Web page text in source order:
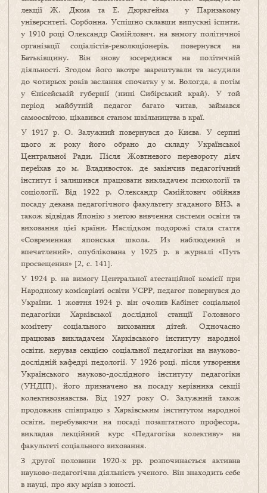
лекції Ж. Дюма та Е. Дюркгейма у Паризькому
університеті, Сорбонна. Успішно склавши випускні іспити,
у 1910 році Олександр Самійлович, на вимогу політичної
організації соціалістів-революціонерів, повернувся на
Батьківщину. Він знову зосередився на політичній
діяльності. Згодом його вкотре заарештували та засудили
до чотирьох років заслання спочатку у м. Вологда, а потім
у Єнісейській губернії (нині Сибірський край). У той
період майбутній педагог багато читав, займався
самоосвітою, цікавився станом шкільництва в краї.
У 1917 р. О. Залужний повернувся до Києва. У серпні
цього ж року його обрано до складу Української
Центральної Ради. Після Жовтневого перевороту діяч
переїхав до м. Владивосток, де закінчив педагогічний
інститут і залишився працювати викладачем психології та
соціології. Від 1922 р. Олександр Самійлович обійняв
посаду декана педагогічного факультету згаданого ВНЗ, а
також відвідав Японію з метою вивчення системи освіти та
виховання цієї країни. Наслідком подорожі стала стаття
«Современная японская школа. Из наблюдений и
впечатлений», опублікована у 1925 р. в журналі «Путь
просвещения» [2, c. 141].
У 1924 р. на вимогу Центральної атестаційної комісії при
Народному комісаріаті освіти УСРР, педагог повернувся до
України. 1 жовтня 1924 р. він очолив Кабінет соціальної
педагогіки Харківської дослідної станції Головного
комітету соціального виховання дітей. Одночасно
працював викладачем Харківського інституту народної
освіти, керував секцією соціальної педагогіки на науково-
дослідній кафедрі педології. У 1926 році, після утворення
Українського науково-дослідного інституту педагогіки
(УНДІП), його призначено на посаду керівника секції
колективознавства. Від 1927 року О. Залужний також
продовжив співпрацю з Харківським інститутом народної
освіти, перебуваючи на посаді позаштатного професора,
викладав лекційний курс «Педагогіка колективу» на
факультеті соціального виховання.
З другої половини 1920-х рр. розпочинається активна
науково-педагогічна діяльність ученого. Він знаходить себе
в науці, про яку мріяв з юності.